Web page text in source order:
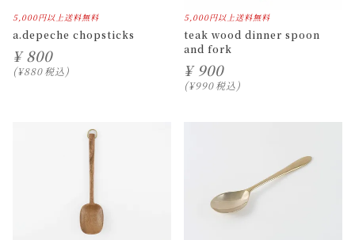
5,000円以上送料無料
a.depeche chopsticks
¥ 800
¥880税込
5,000円以上送料無料
teak wood dinner spoon
and fork
¥ 900
¥990税込